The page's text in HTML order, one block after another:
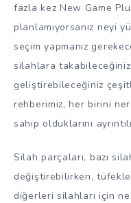
fazla kez New Game
planlamıyorsanız neyi
seçim yapmanız
silahlara
geliştirebileceğiniz
rehberimiz, her birini
sahip olduklarını
Silah parçaları, bazı
değiştirebilirken,
diğerleri silahları için